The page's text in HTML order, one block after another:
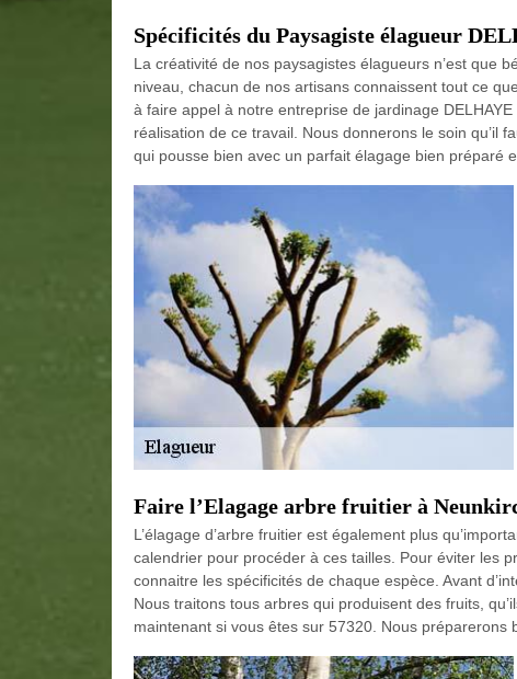
Spécificités du Paysagiste élagueur
La créativité de nos paysagistes élagueurs n’est que
niveau, chacun de nos artisans connaissent tout ce
à faire appel à notre entreprise de jardinage
réalisation de ce travail. Nous donnerons le soin qu’il
qui pousse bien avec un parfait élagage bien préparé
Faire l’Elagage arbre fruitier à
L’élagage d’arbre fruitier est également plus
calendrier pour procéder à ces tailles. Pour éviter les
connaitre les spécificités de chaque espèce. Avant
Nous traitons tous arbres qui produisent des fruits,
maintenant si vous êtes sur 57320. Nous préparerons